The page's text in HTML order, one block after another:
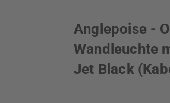
Anglepoise -
Wandleuchte
Jet Black